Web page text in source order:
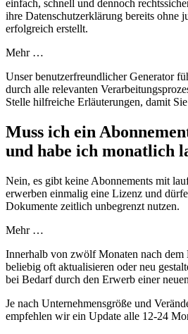
einfach, schnell und dennoch
ihre Datenschutzerklärung bereits ohne
erfolgreich erstellt.
Mehr …
Unser benutzerfreundlicher Generator
durch alle relevanten
Stelle hilfreiche Erläuterungen, damit
Muss ich ein
und habe ich monatlich
Nein, es gibt keine Abonnements mit
erwerben einmalig eine Lizenz und
Dokumente zeitlich unbegrenzt nutzen.
Mehr …
Innerhalb von zwölf Monaten nach
beliebig oft aktualisieren oder neu
bei Bedarf durch den Erwerb einer
Je nach Unternehmensgröße und
empfehlen wir ein Update alle 12-24